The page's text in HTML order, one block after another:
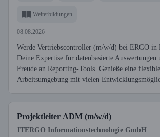
Weiterbildungen
08.08.2026
Werde Vertriebscontroller (m/w/d) bei ERGO in
Deine Expertise für datenbasierte Auswertungen
Freude an Reporting-Tools. Genieße eine
Arbeitsumgebung mit vielen
Projektleiter ADM (m/w/d)
ITERGO Informationstechnologie GmbH